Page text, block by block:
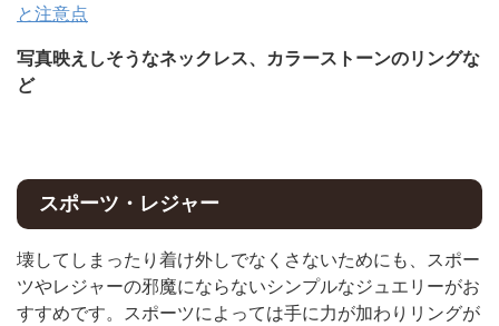
と注意点
写真映えしそうなネックレス、カラーストーンのリングな
ど
スポーツ・レジャー
壊してしまったり着け外しでなくさないためにも、スポー
ツやレジャーの邪魔にならないシンプルなジュエリーがお
すすめです。スポーツによっては手に力が加わりリングが